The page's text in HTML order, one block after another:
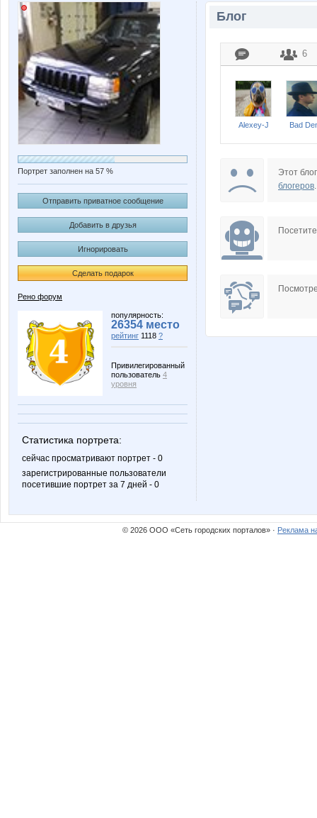
Портрет заполнен на 57 %
Отправить приватное сообщение
Добавить в друзья
Игнорировать
Сделать подарок
Рено форум
популярность:
26354 место
рейтинг 1118 ?
Привилегированный
пользователь 4
уровня
Статистика портрета:
сейчас просматривают портрет - 0
зарегистрированные пользователи
посетившие портрет за 7 дней - 0
Блог
6
Alexey-J Bad
Этот
блогеров.
© 2026 ООО «Сеть городских порталов» · Реклама